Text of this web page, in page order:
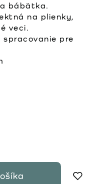
bábätka.
na plienky,
veci.
spracovanie pre